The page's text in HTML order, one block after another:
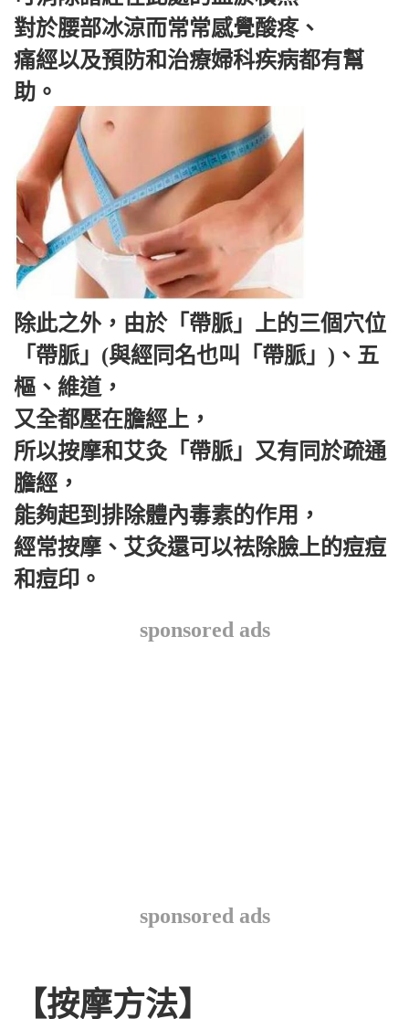
對於腰部冰涼而常常感覺酸疼、
痛經以及預防和治療婦科疾病都有幫
助。
除此之外，由於「帶脈」上的三個穴位
「帶脈」(與經同名也叫「帶脈」)、五
樞、維道，
又全都壓在膽經上，
所以按摩和艾灸「帶脈」又有同於疏通
膽經，
能夠起到排除體內毒素的作用，
經常按摩、艾灸還可以祛除臉上的痘痘
和痘印。
sponsored ads
sponsored ads
【按摩方法】